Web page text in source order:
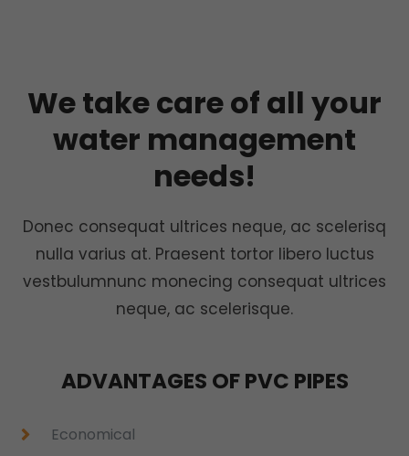
We take care of all your
water management
needs!
Donec consequat ultrices neque, ac scelerisq
nulla varius at. Praesent tortor libero luctus
vestbulumnunc monecing consequat ultrices
neque, ac scelerisque.
ADVANTAGES OF PVC PIPES
Economical